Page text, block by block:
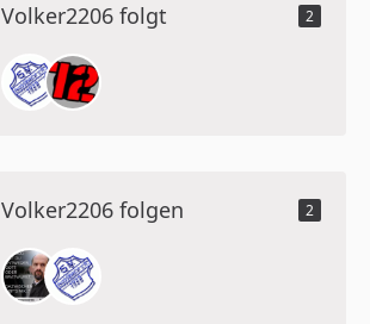
Volker2206 folgt 2
Volker2206 folgen 2